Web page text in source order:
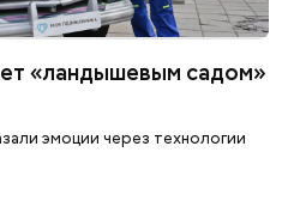
«ландышевым садом»
эмоции через технологии